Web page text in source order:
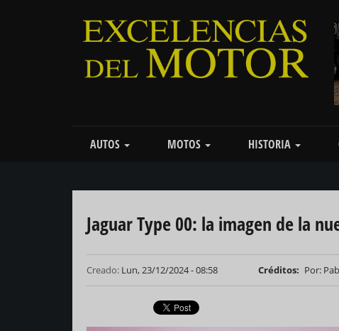
Main
navigation
AUTOS MOTOS HISTORIA
Jaguar Type 00: la imagen de la
Creado: Lun, 23/12/2024 - 08:58 Créditos Por: